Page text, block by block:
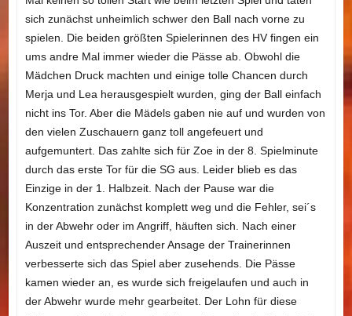
sich zunächst unheimlich schwer den Ball nach vorne zu
spielen. Die beiden größten Spielerinnen des HV fingen ein
ums andre Mal immer wieder die Pässe ab. Obwohl die
Mädchen Druck machten und einige tolle Chancen durch
Merja und Lea herausgespielt wurden, ging der Ball einfach
nicht ins Tor. Aber die Mädels gaben nie auf und wurden von
den vielen Zuschauern ganz toll angefeuert und
aufgemuntert. Das zahlte sich für Zoe in der 8. Spielminute
durch das erste Tor für die SG aus. Leider blieb es das
Einzige in der 1. Halbzeit. Nach der Pause war die
Konzentration zunächst komplett weg und die Fehler, sei´s
in der Abwehr oder im Angriff, häuften sich. Nach einer
Auszeit und entsprechender Ansage der Trainerinnen
verbesserte sich das Spiel aber zusehends. Die Pässe
kamen wieder an, es wurde sich freigelaufen und auch in
der Abwehr wurde mehr gearbeitet. Der Lohn für diese